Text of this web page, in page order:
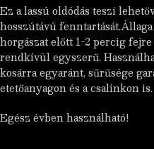
Ez a lassú oldódás teszi
hosszútávú
horgászat előtt 1-2 percig
rendkívül egyszerű.
kosárra egyaránt, sűrűsége
etetőanyagon és a csalinkon is.
Egész évben használható!